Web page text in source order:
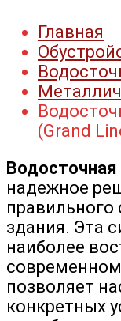
Главная
(Grand
Водосточная
надежное
правильного
здания. Эта
наиболее
позволяет
конкретных